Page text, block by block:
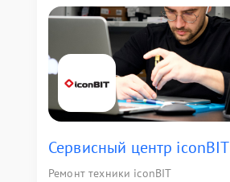
Сервисный центр iconBIT
Ремонт техники iconBIT